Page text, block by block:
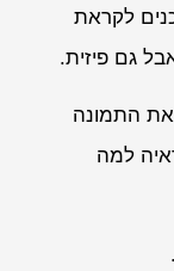
לקראת
גם פיזית.
את התמונה
למה